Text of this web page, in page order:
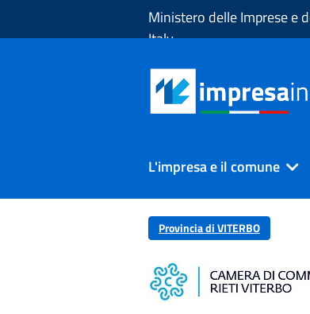
Ministero delle Imprese e
Italy
L'impresa e il comune
Provincia di VITERBO